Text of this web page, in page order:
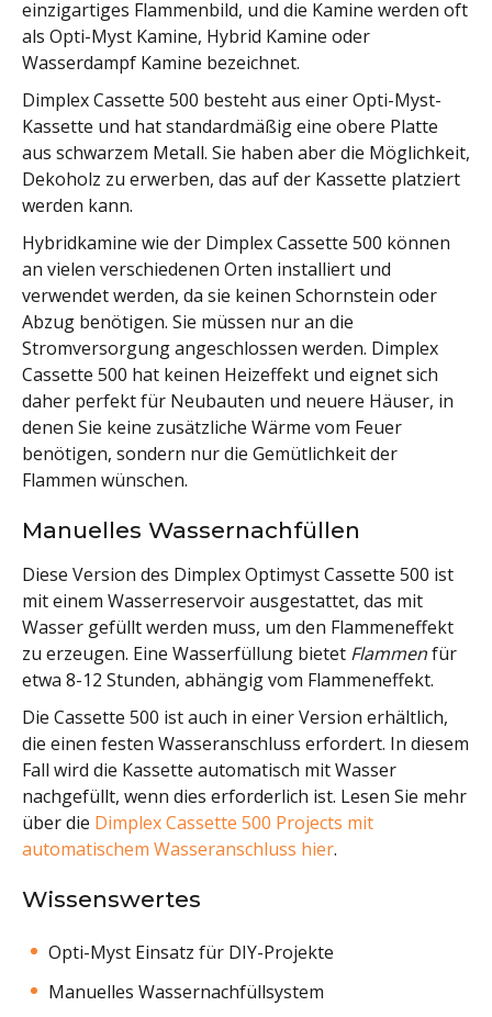
einzigartiges Flammenbild, und die Kamine werden oft
als Opti-Myst Kamine, Hybrid Kamine oder
Wasserdampf Kamine bezeichnet.
Dimplex Cassette 500 besteht aus einer Opti-Myst-
Kassette und hat standardmäßig eine obere Platte
aus schwarzem Metall. Sie haben aber die Möglichkeit,
Dekoholz zu erwerben, das auf der Kassette platziert
werden kann.
Hybridkamine wie der Dimplex Cassette 500 können
an vielen verschiedenen Orten installiert und
verwendet werden, da sie keinen Schornstein oder
Abzug benötigen. Sie müssen nur an die
Stromversorgung angeschlossen werden. Dimplex
Cassette 500 hat keinen Heizeffekt und eignet sich
daher perfekt für Neubauten und neuere Häuser, in
denen Sie keine zusätzliche Wärme vom Feuer
benötigen, sondern nur die Gemütlichkeit der
Flammen wünschen.
Manuelles Wassernachfüllen
Diese Version des Dimplex Optimyst Cassette 500 ist
mit einem Wasserreservoir ausgestattet, das mit
Wasser gefüllt werden muss, um den Flammeneffekt
zu erzeugen. Eine Wasserfüllung bietet Flammenfür
etwa 8-12 Stunden, abhängig vom Flammeneffekt.
Die Cassette 500 ist auch in einer Version erhältlich,
die einen festen Wasseranschluss erfordert. In diesem
Fall wird die Kassette automatisch mit Wasser
nachgefüllt, wenn dies erforderlich ist. Lesen Sie mehr
über die Dimplex Cassette 500 Projects mit
automatischem Wasseranschluss hier.
Wissenswertes
Opti-Myst Einsatz für DIY-Projekte
Manuelles Wassernachfüllsystem